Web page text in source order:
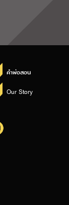
คำพ่อสอน
Our Story